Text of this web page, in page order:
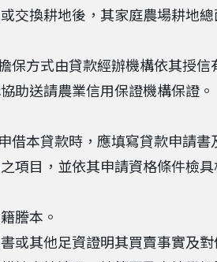
交換耕地後，其家庭農場耕地
保方式由貸款經辦機構依其授
助送請農業信用保證機構保證。
借本貸款時，應填寫貸款申請
項目，並依其申請資格條件檢
謄本。
書或其他足資證明其買賣事實及